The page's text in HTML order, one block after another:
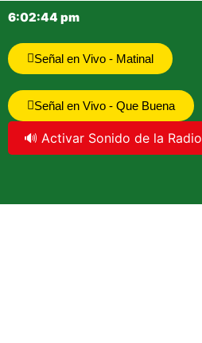
6:02:45 pm
Señal en Vivo - Matinal
Señal en Vivo - Que Buena
🔊 Activar Sonido de la Radio